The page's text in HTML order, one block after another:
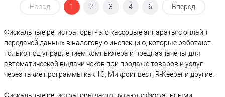
Назад 1 2 3 4 6 Вперед
Фискальные регистраторы - это кассовые аппараты с онлайн
передачей данных в налоговую инспекцию, которые работают
только под управлением компьютера и предназначены для
автоматической выдачи чеков при продаже товаров и услуг
через такие программы как 1С, Микроинвест, R-Keeper и другие.